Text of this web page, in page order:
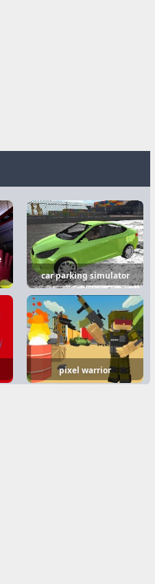
car parking simulator
pixel warrior